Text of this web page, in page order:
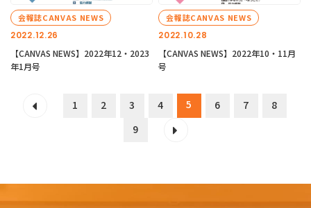
2022.12.26
会報誌CANVAS NEWS
【CANVAS NEWS】2022年12・2023
年1月号
2022.10.28
会報誌CANVAS NEWS
【CANVAS NEWS】2022年10・11月
号
1 2 3 4 5 6 7
8
9